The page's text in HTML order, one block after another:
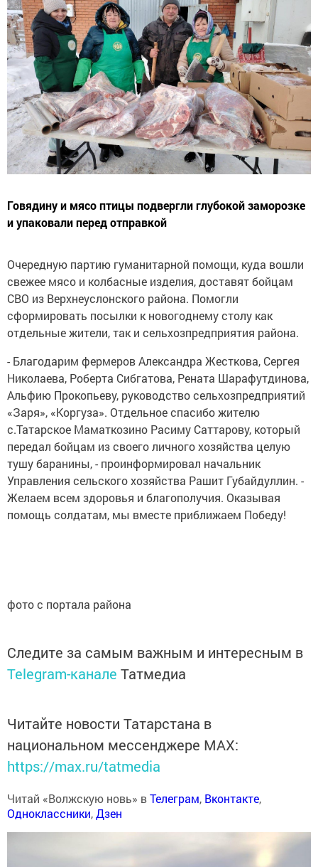
Говядину и мясо птицы подвергли глубокой заморозке
и упаковали перед отправкой
Очередную партию гуманитарной помощи, куда вошли
свежее мясо и колбасные изделия, доставят бойцам
СВО из Верхнеуслонского района. Помогли
сформировать посылки к новогоднему столу как
отдельные жители, так и сельхозпредприятия района.
- Благодарим фермеров Александра Жесткова, Сергея
Николаева, Роберта Сибгатова, Рената Шарафутдинова,
Альфию Прокопьеву, руководство сельхозпредприятий
«Заря», «Коргуза». Отдельное спасибо жителю
с.Татарское Маматкозино Расиму Саттарову, который
передал бойцам из своего личного хозяйства целую
тушу баранины, - проинформировал начальник
Управления сельского хозяйства Рашит Губайдуллин. -
Желаем всем здоровья и благополучия. Оказывая
помощь солдатам, мы вместе приближаем Победу!
фото с портала района
Следите за самым важным и интересным в
Telegram-канале Татмедиа
Читайте новости Татарстана в
национальном мессенджере MАХ:
https://max.ru/tatmedia
Читай «Волжскую новь» вТелеграм, Вконтакте,
Одноклассники,Дзен